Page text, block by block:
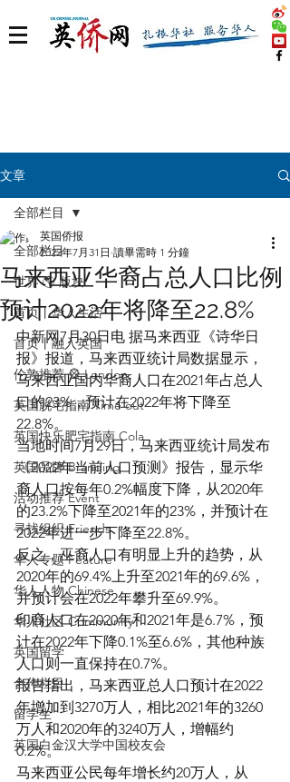
文章
全部栏目
世界 🌎 版块
首页丨华人生活
首页丨融入英国
伦敦推荐 🎡 London
英国脱宅指南 Time out
英国快乐肥宅指南 Cola
英国品牌 Branding
活动推荐 Event
寻找组织 Friends
华人专题 Feature
华人人物 Chinese
华人社区 Community
英国留学
合作栏目
留学生
英国白金汉大学中国校友会
全部栏目
马来西亚华裔占总人口比例
预计2022年将降至22.8%
英国侨报
2022年7月31日 讀畢需時 1 分鐘
中新网7月30日电 据马来西亚《诗华日
报》报道，马来西亚统计局数据显示，
马来西亚国内华裔人口在2021年占总人
口的23%，预计在2022年将下降至
22.8%。
当地时间7月29日，马来西亚统计局发布
《2022年当前人口预测》报告，显示华
裔人口按每年0.2%幅度下降，从2020年
的23.2%下降至2021年的23%，并预计在
2022年进一步下降至22.8%。
反之，巫裔人口有明显上升的趋势，从
2020年的69.4%上升至2021年的69.6%，
并预计会在2022年攀升至69.9%。
印裔人口在2020年和2021年是6.7%，预
计在2022年下降0.1%至6.6%，其他种族
人口则一直保持在0.7%。
报告指出，马来西亚总人口预计在2022
年增加到3270万人，相比2021年的3260
万人和2020年的3240万人，增幅约
0.2%。
马来西亚公民每年增长约20万人，从